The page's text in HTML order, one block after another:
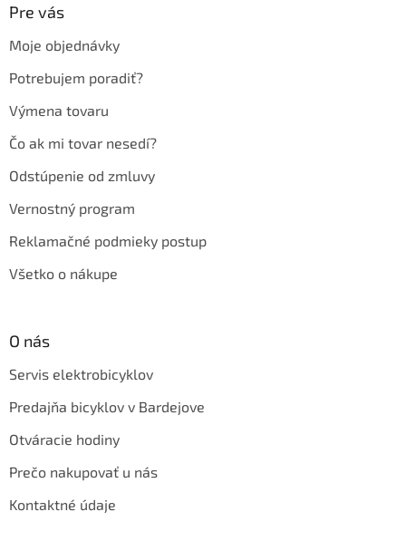
Pre vás
Moje objednávky
Potrebujem poradiť?
Výmena tovaru
Čo ak mi tovar nesedí?
Odstúpenie od zmluvy
Vernostný program
Reklamačné podmieky postup
Všetko o nákupe
O nás
Servis elektrobicyklov
Predajňa bicyklov v Bardejove
Otváracie hodiny
Prečo nakupovať u nás
Kontaktné údaje